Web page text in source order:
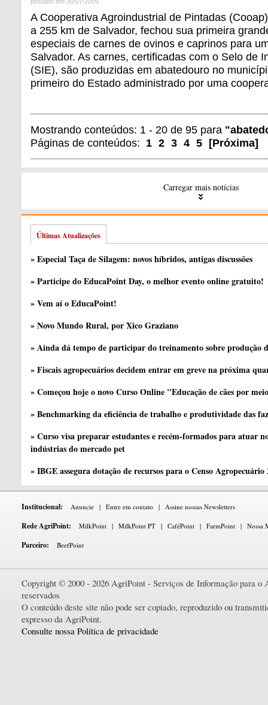
A Cooperativa Agroindustrial de Pintadas
a 255 km de Salvador, fechou sua primeira
especiais de carnes de ovinos e caprinos para
Salvador. As carnes, certificadas com o Selo de
(SIE), são produzidas em abatedouro no
primeiro do Estado administrado por uma
Mostrando conteúdos: 1 - 20 de 95 para
Páginas de conteúdos: 1 2 3 4 5 [Próxima]
Carregar mais notícias
Últimas Atualizações
» Especial Taça de Silagem: novos híbridos, antigas discussões
» Participe do EducaPoint Day, o melhor evento online gratuito!
» Vem aí o EducaPoint!
» Novo Mundo Rural, por Xico Graziano
» Ainda dá tempo de participar do treinamento sobre produção
» Fiscais agropecuários decidem entrar em greve na próxima
» Começou hoje o novo Curso Online "Educação de cães por
» Benchmarking da eficiência de trabalho e produtividade das
» Curso visa preparar estudantes e recém-formados para atuar
indústrias do mercado pet
» IBGE assegura dotação de recursos para o Censo Agropecuário
Institucional: Anuncie | Entre em contato | Assine nossas Newsletters
Rede AgriPoint: MilkPoint | MilkPoint PT | CaféPoint | FarmPoint | Nossa
Parceiro: BeefPoint
Copyright © 2000 - 2026 AgriPoint - Serviços de Informação para o
reservados
O conteúdo deste site não pode ser copiado, reproduzido ou
expresso da AgriPoint.
Consulte nossa Política de privacidade